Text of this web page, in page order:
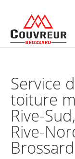
Service
toiture
Rive-
Rive-
Brossard